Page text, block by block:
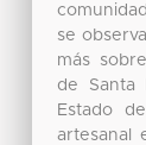
se
más
de Santa
Estado
artesanal